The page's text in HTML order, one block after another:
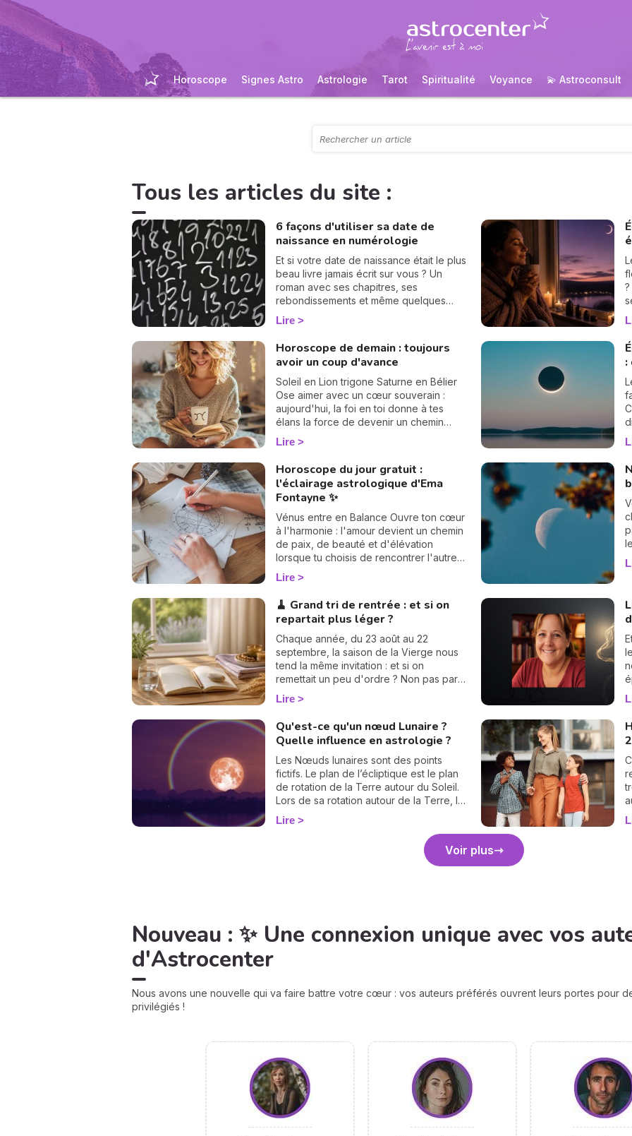
Horoscope Signes Astro Astrologie Tarot Spiritualité Voyance 💫 Astroconsult
Tous les articles du site :
6 façons d'utiliser sa date de
naissance en numérologie
Et si votre date de naissance était le plus
beau livre jamais écrit sur vous ? Un
roman avec ses chapitres, ses
rebondissements et même quelques
cartes cachées dans la manche. La
numérologie vous aide à en tourner les
comment… 🔢
Lire
Horoscope de demain : toujours
avoir un coup d'avance
Soleil en Lion trigone Saturne en Bélier
Ose aimer avec un cœur souverain :
aujourd'hui, la foi en toi donne à tes
élans la force de devenir un chemin
lumineux.
Lire
:
Horoscope du jour gratuit :
l'éclairage astrologique d'Ema
Fontayne ✨
Vénus entre en Balance Ouvre ton cœur
à l'harmonie : l'amour devient un chemin
de paix, de beauté et d'élévation
lorsque tu choisis de rencontrer l'autre
avec justesse.
Lire
🧹 Grand tri de rentrée : et si on
repartait plus léger ?
Chaque année, du 23 août au 22
septembre, la saison de la Vierge nous
tend la même invitation : et si on
remettait un peu d'ordre ? Non pas par
obsession du rangement, mais parce
que cette énergie de Terre nous aide à
bases saines. En 2026, je vous propose
de suivre ce mouvement sur trois plans
qui, en réalité, n'en font qu'un : le corps,
l'esprit et la maison. Trois territoires à
désencombrer pour retrouver de
l'espace, du souffle et de la sérénité.
Lire
Qu'est-ce qu'un nœud Lunaire ?
Quelle influence en astrologie ?
Les Nœuds lunaires sont des points
fictifs. Le plan de l’écliptique est le plan
de rotation de la Terre autour du Soleil.
Lors de sa rotation autour de la Terre, la
Lune coupe régulièrement ce plan de
l’écliptique. Ces points sont ce qu’on
Lire
Voir plus
Nouveau : ✨ Une connexion unique avec vos
d'Astrocenter
Nous avons une nouvelle qui va faire battre votre cœur : vos auteurs préférés ouvrent leurs portes pour
privilégiés !